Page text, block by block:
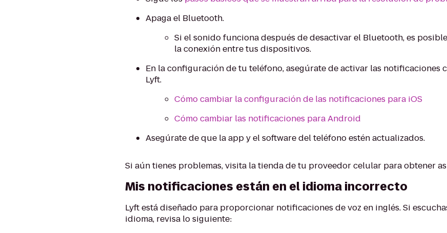
Apaga el Bluetooth.
Si el sonido funciona después de desactivar el Bluetooth, es
la conexión entre tus dispositivos.
En la configuración de tu teléfono, asegúrate de activar las notificaciones
Lyft.
Cómo cambiar la configuración de las notificaciones para iOS
Cómo cambiar las notificaciones para Android
Asegúrate de que la app y el software del teléfono estén actualizados.
Si aún tienes problemas, visita la tienda de tu proveedor celular para obtener
Mis notificaciones están en el idioma incorrecto
Lyft está diseñado para proporcionar notificaciones de voz en inglés. Si
idioma, revisa lo siguiente: